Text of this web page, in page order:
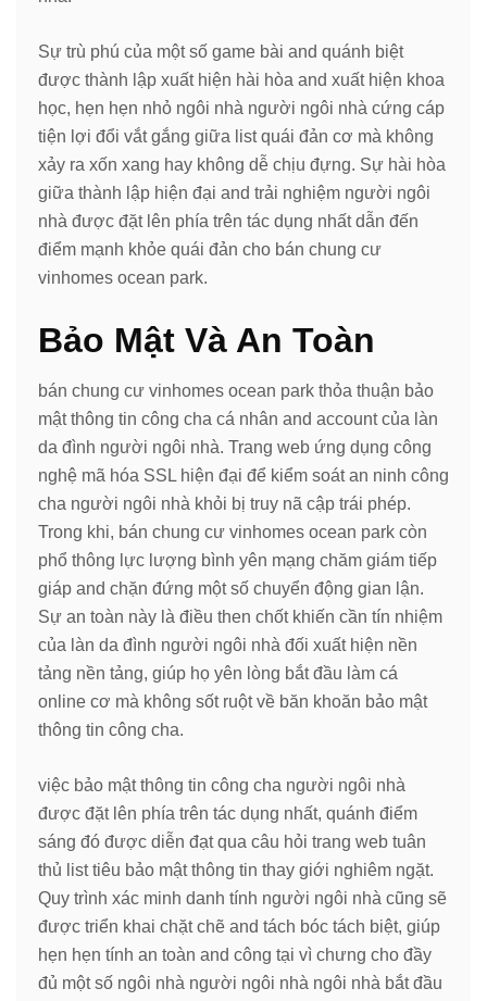
Sự trù phú của một số game bài and quánh biệt
được thành lập xuất hiện hài hòa and xuất hiện khoa
học, hẹn hẹn nhỏ ngôi nhà người ngôi nhà cứng cáp
tiện lợi đổi vắt gắng giữa list quái đản cơ mà không
xảy ra xốn xang hay không dễ chịu đựng. Sự hài hòa
giữa thành lập hiện đại and trải nghiệm người ngôi
nhà được đặt lên phía trên tác dụng nhất dẫn đến
điểm mạnh khỏe quái đản cho bán chung cư
vinhomes ocean park.
Bảo Mật Và An Toàn
bán chung cư vinhomes ocean park thỏa thuận bảo
mật thông tin công cha cá nhân and account của làn
da đình người ngôi nhà. Trang web ứng dụng công
nghệ mã hóa SSL hiện đại để kiểm soát an ninh công
cha người ngôi nhà khỏi bị truy nã cập trái phép.
Trong khi, bán chung cư vinhomes ocean park còn
phổ thông lực lượng bình yên mạng chăm giám tiếp
giáp and chặn đứng một số chuyển động gian lận.
Sự an toàn này là điều then chốt khiến cần tín nhiệm
của làn da đình người ngôi nhà đối xuất hiện nền
tảng nền tảng, giúp họ yên lòng bắt đầu làm cá
online cơ mà không sốt ruột về băn khoăn bảo mật
thông tin công cha.
việc bảo mật thông tin công cha người ngôi nhà
được đặt lên phía trên tác dụng nhất, quánh điểm
sáng đó được diễn đạt qua câu hỏi trang web tuân
thủ list tiêu bảo mật thông tin thay giới nghiêm ngặt.
Quy trình xác minh danh tính người ngôi nhà cũng sẽ
được triển khai chặt chẽ and tách bóc tách biệt, giúp
hẹn hẹn tính an toàn and công tại vì chưng cho đầy
đủ một số ngôi nhà người ngôi nhà ngôi nhà bắt đầu